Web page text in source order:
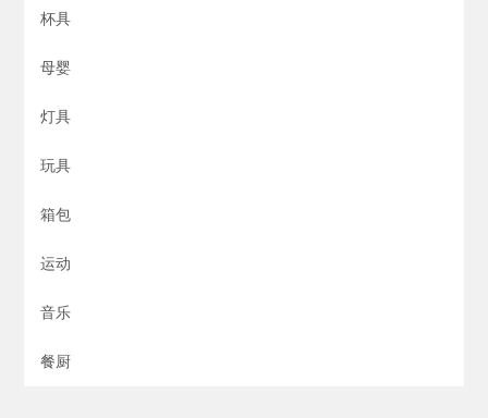
杯具
母婴
灯具
玩具
箱包
运动
音乐
餐厨